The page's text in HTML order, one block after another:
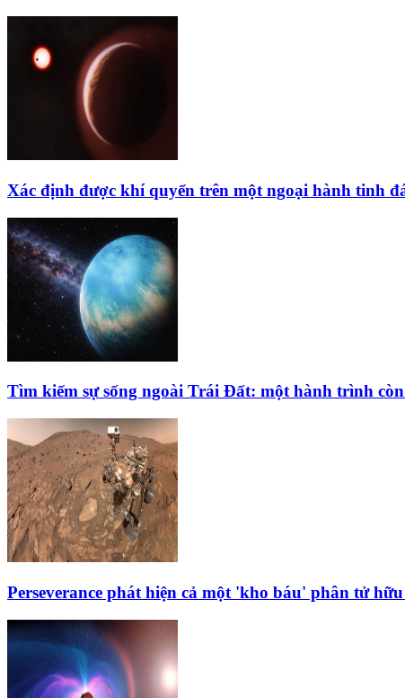
Xác định được khí quyển trên một ngoại hành tinh
Tìm kiếm sự sống ngoài Trái Đất: một hành trình
Perseverance phát hiện cả một 'kho báu' phân tử